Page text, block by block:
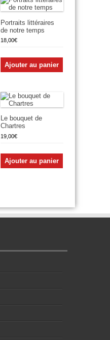
Portraits littéraires
de notre temps
18,00€
Ajouter au panier
Le bouquet de
Chartres
19,00€
Ajouter au panier